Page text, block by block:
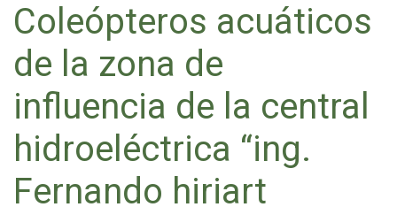
Coleópteros acuáticos
de la zona de
influencia de la central
hidroeléctrica “ing.
Fernando hiriart